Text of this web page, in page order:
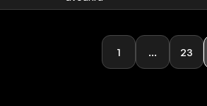
1 ... 23